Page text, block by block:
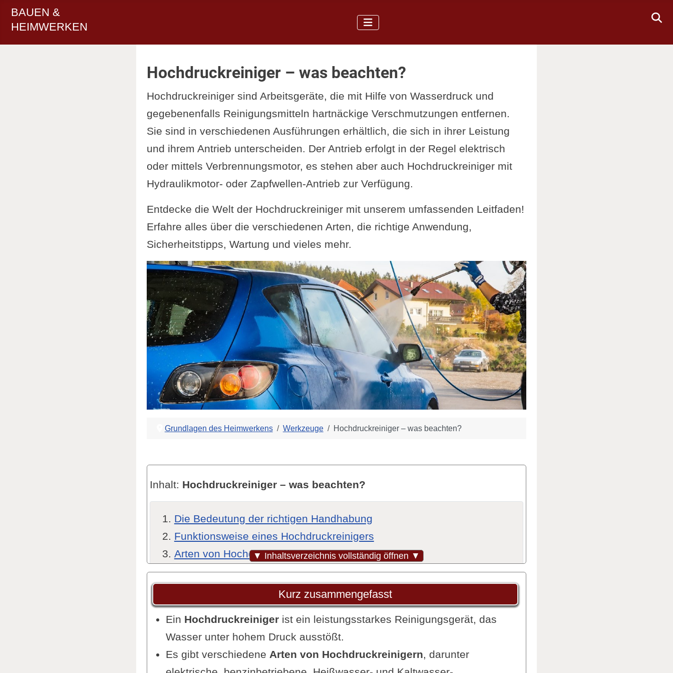
BAUEN &
HEIMWERKEN
Hochdruckreiniger – was beachten?
Hochdruckreiniger sind Arbeitsgeräte, die mit Hilfe von Wasserdruck und
gegebenenfalls Reinigungsmitteln hartnäckige Verschmutzungen entfernen.
Sie sind in verschiedenen Ausführungen erhältlich, die sich in ihrer Leistung
und ihrem Antrieb unterscheiden. Der Antrieb erfolgt in der Regel elektrisch
oder mittels Verbrennungsmotor, es stehen aber auch Hochdruckreiniger mit
Hydraulikmotor- oder Zapfwellen-Antrieb zur Verfügung.
Entdecke die Welt der Hochdruckreiniger mit unserem umfassenden Leitfaden!
Erfahre alles über die verschiedenen Arten, die richtige Anwendung,
Sicherheitstipps, Wartung und vieles mehr.
Grundlagen des Heimwerkens Werkzeuge Hochdruckreiniger – was beachten?
▼ Inhaltsverzeichnis vollständig öffnen ▼
Inhalt: Hochdruckreiniger – was beachten?
Die Bedeutung der richtigen Handhabung
Funktionsweise eines Hochdruckreinigers
Arten von Hochdruckreinigern
Kaufberatung: Wichtige Merkmale eines Hochdruckreinigers
Worauf beim Kauf zu achten ist
Kriterien für die Auswahl eines Hochdruckreinigers
Druck und Wasserfluss
Größe und Gewicht
Zusätzliche Funktionen und Zubehör
Kurz zusammengefasst
Ein Hochdruckreinigerist ein leistungsstarkes Reinigungsgerät, das
Wasser unter hohem Druck ausstößt.
Es gibt verschiedene Arten von Hochdruckreinigern, darunter